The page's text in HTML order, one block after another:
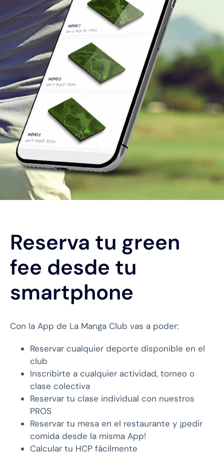
Reserva tu green
fee desde tu
smartphone
Con la App de La Manga Club vas a poder:
Reservar cualquier deporte disponible en el
club
Inscribirte a cualquier actividad, torneo o
clase colectiva
Reservar tu clase individual con nuestros
PROS
Reservar tu mesa en el restaurante y ¡pedir
comida desde la misma App!
Calcular tu HCP fácilmente